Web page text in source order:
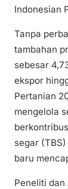
Indonesian
Tanpa
tambahan
sebesar
ekspor
Pertanian
mengelola
segar
baru
Peneliti dan